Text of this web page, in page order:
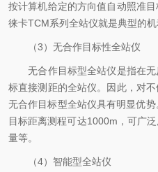
按计算机给定的方向值自动照准
徕卡TCM系列全站仪就是典型的机
（3）无合作目标性全站仪
无合作目标型全站仪是指在无
标直接测距的全站仪。因此，对
无合作目标型全站仪具有明显优
目标距离测程可达1000m，可广
量等。
（4）智能型全站仪